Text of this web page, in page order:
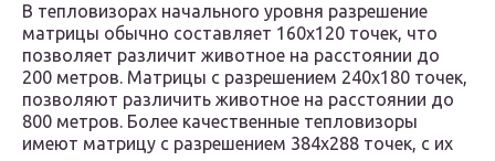
В тепловизорах начального уровня разрешение
матрицы обычно составляет 160х120 точек, что
позволяет различит животное на расстоянии до
200 метров. Матрицы с разрешением 240х180 точек,
позволяют различить животное на расстоянии до
800 метров. Более качественные тепловизоры
имеют матрицу с разрешением 384х288 точек, с их